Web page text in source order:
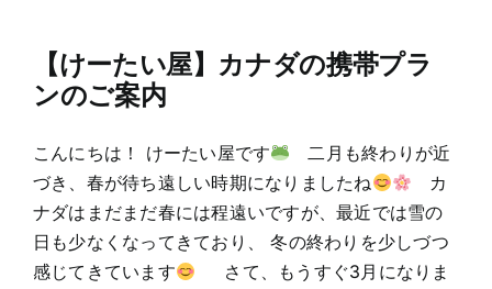
【けーたい屋】カナダの携帯プラ
ンのご案内
こんにちは！ けーたい屋です
二月も終わりが近
づき、春が待ち遠しい時期になりましたね
カ
ナダはまだまだ春には程遠いですが、最近では雪の
日も少なくなってきており、 冬の終わりを少しづつ
感じてきています
さて、もうすぐ3月になりま